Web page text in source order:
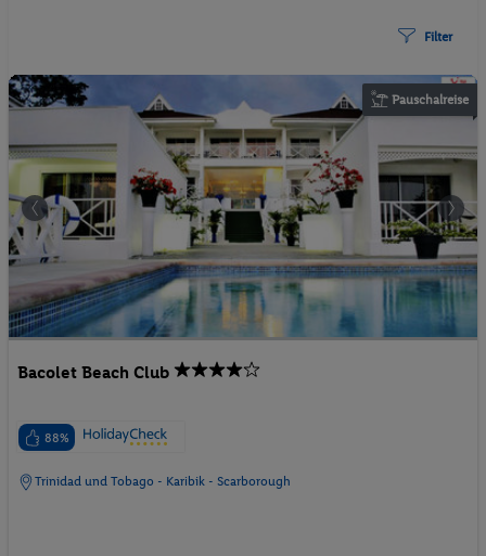
Filter
Pauschalreise
Bacolet Beach Club
88%
Trinidad und Tobago - Karibik - Scarborough